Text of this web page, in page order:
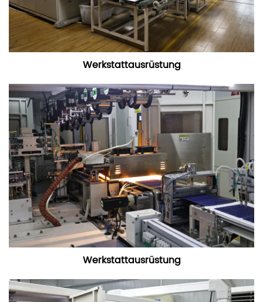
Werkstattausrüstung
Werkstattausrüstung